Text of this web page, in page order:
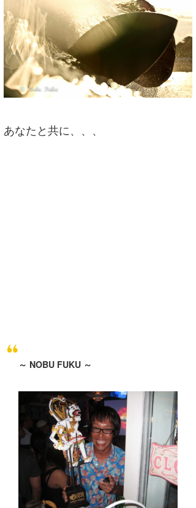
あなたと共に、、、
～ NOBU FUKU ～